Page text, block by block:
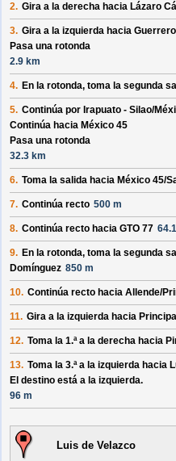
2. Gira a la derecha hacia Lázaro
3. Gira a la izquierda hacia Guerrero
Pasa una rotonda
2.9 km
4. En la rotonda, toma la segunda
5. Continúa por Irapuato - Silao/
Continúa hacia México 45
Pasa una rotonda
32.3 km
6. Toma la salida hacia México 45/
7. Continúa recto 500 m
8. Continúa recto hacia GTO 77
9. En la rotonda, toma la segunda
Domínguez 850 m
10. Continúa recto hacia Allende/
11. Gira a la izquierda hacia Principal
12. Toma la 1.ª a la derecha hacia
13. Toma la 3.ª a la izquierda hacia
El destino está a la izquierda.
96 m
Luis de Velazco